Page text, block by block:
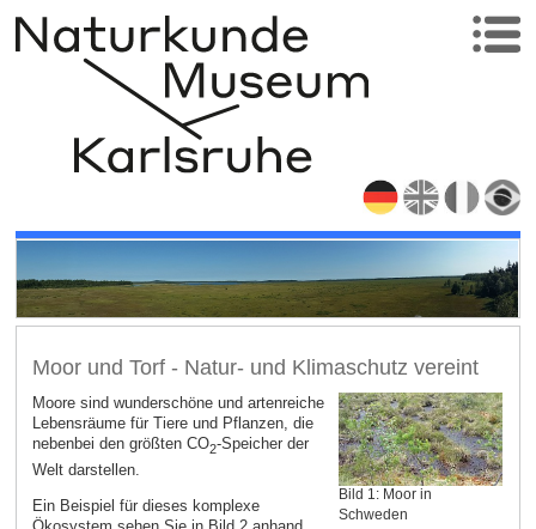
Moor und Torf - Natur- und Klimaschutz vereint
Bild 1: Moor in
Schweden
Moore sind wunderschöne und artenreiche
Lebensräume für Tiere und Pflanzen, die
nebenbei den größten CO2-Speicher der
Welt darstellen.
Ein Beispiel für dieses komplexe